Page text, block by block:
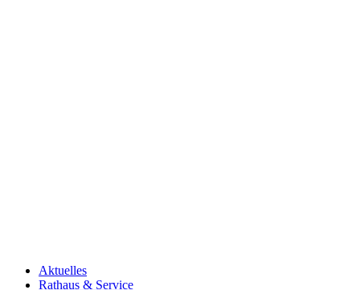
Aktuelles
Rathaus & Service